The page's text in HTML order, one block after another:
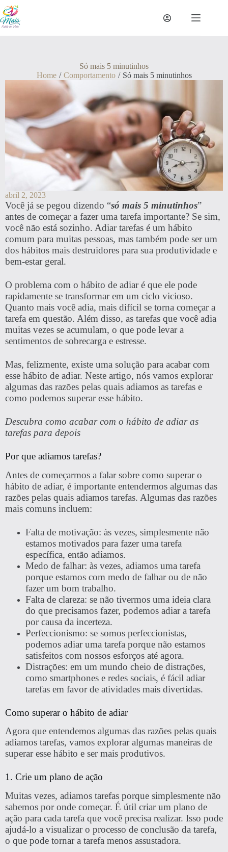
Só mais 5 minutinhos
Home / Comportamento / Só mais 5 minutinhos
abril 2, 2023
Você já se pegou dizendo “só mais 5 minutinhos”
antes de começar a fazer uma tarefa importante? Se sim,
você não está sozinho. Adiar tarefas é um hábito
comum para muitas pessoas, mas também pode ser um
dos hábitos mais destruidores para sua produtividade e
bem-estar geral.
O problema com o hábito de adiar é que ele pode
rapidamente se transformar em um ciclo vicioso.
Quanto mais você adia, mais difícil se torna começar a
tarefa em questão. Além disso, as tarefas que você adia
muitas vezes se acumulam, o que pode levar a
sentimentos de sobrecarga e estresse.
Mas, felizmente, existe uma solução para acabar com
esse hábito de adiar. Neste artigo, nós vamos explorar
algumas das razões pelas quais adiamos as tarefas e
como podemos superar esse hábito.
Descubra como acabar com o hábito de adiar as
tarefas para depois
Por que adiamos tarefas?
Antes de começarmos a falar sobre como superar o
hábito de adiar, é importante entendermos algumas das
razões pelas quais adiamos tarefas. Algumas das razões
mais comuns incluem:
Falta de motivação: às vezes, simplesmente não
estamos motivados para fazer uma tarefa
específica, então adiamos.
Medo de falhar: às vezes, adiamos uma tarefa
porque estamos com medo de falhar ou de não
fazer um bom trabalho.
Falta de clareza: se não tivermos uma ideia clara
do que precisamos fazer, podemos adiar a tarefa
por causa da incerteza.
Perfeccionismo: se somos perfeccionistas,
podemos adiar uma tarefa porque não estamos
satisfeitos com nossos esforços até agora.
Distrações: em um mundo cheio de distrações,
como smartphones e redes sociais, é fácil adiar
tarefas em favor de atividades mais divertidas.
Como superar o hábito de adiar
Agora que entendemos algumas das razões pelas quais
adiamos tarefas, vamos explorar algumas maneiras de
superar esse hábito e ser mais produtivos.
1. Crie um plano de ação
Muitas vezes, adiamos tarefas porque simplesmente não
sabemos por onde começar. É útil criar um plano de
ação para cada tarefa que você precisa realizar. Isso pode
ajudá-lo a visualizar o processo de conclusão da tarefa,
o que pode tornar a tarefa menos assustadora.